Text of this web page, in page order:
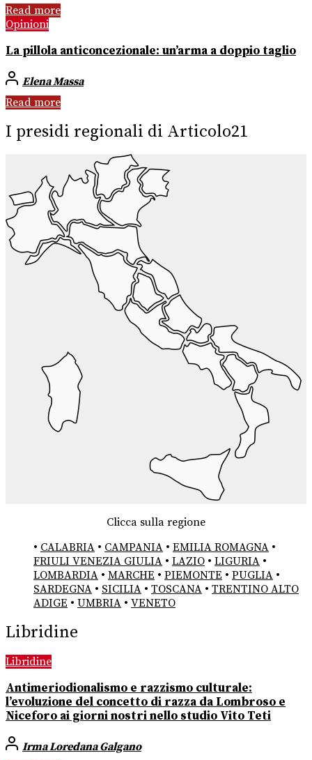
Read more
Opinioni
La pillola anticoncezionale: un’arma a doppio taglio
Elena Massa
Read more
I presidi regionali di Articolo21
Clicca sulla regione
• CALABRIA • CAMPANIA • EMILIA ROMAGNA •
FRIULI VENEZIA GIULIA • LAZIO • LIGURIA •
LOMBARDIA • MARCHE • PIEMONTE • PUGLIA •
SARDEGNA • SICILIA • TOSCANA • TRENTINO ALTO
ADIGE • UMBRIA • VENETO
Libridine
Libridine
Antimeriodionalismo e razzismo culturale:
l’evoluzione del concetto di razza da Lombroso e
Niceforo ai giorni nostri nello studio Vito Teti
Irma Loredana Galgano